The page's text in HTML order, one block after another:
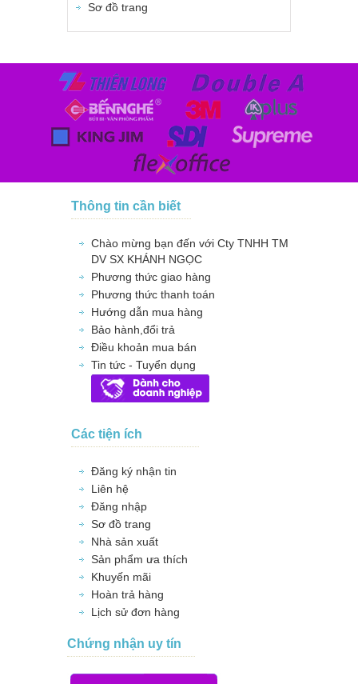
Sơ đồ trang
Thông tin cần biết
Chào mừng bạn đến với Cty TNHH TM
DV SX KHÁNH NGỌC
Phương thức giao hàng
Phương thức thanh toán
Hướng dẫn mua hàng
Bảo hành,đổi trả
Điều khoản mua bán
Tin tức - Tuyển dụng
Các tiện ích
Đăng ký nhận tin
Liên hệ
Đăng nhập
Sơ đồ trang
Nhà sản xuất
Sản phẩm ưa thích
Khuyến mãi
Hoàn trả hàng
Lịch sử đơn hàng
Chứng nhận uy tín